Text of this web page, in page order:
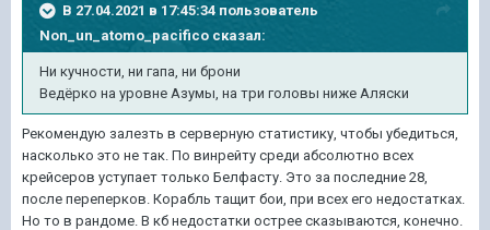
В 27.04.2021 в 17:45:34 пользователь
Non_un_atomo_pacifico сказал:
Ни кучности, ни гапа, ни брони
Ведёрко на уровне Азумы, на три головы ниже Аляски
Рекомендую залезть в серверную статистику, чтобы убедиться,
насколько это не так. По винрейту среди абсолютно всех
крейсеров уступает только Белфасту. Это за последние 28,
после переперков. Корабль тащит бои, при всех его недостатках.
Но то в рандоме. В кб недостатки острее сказываются, конечно.